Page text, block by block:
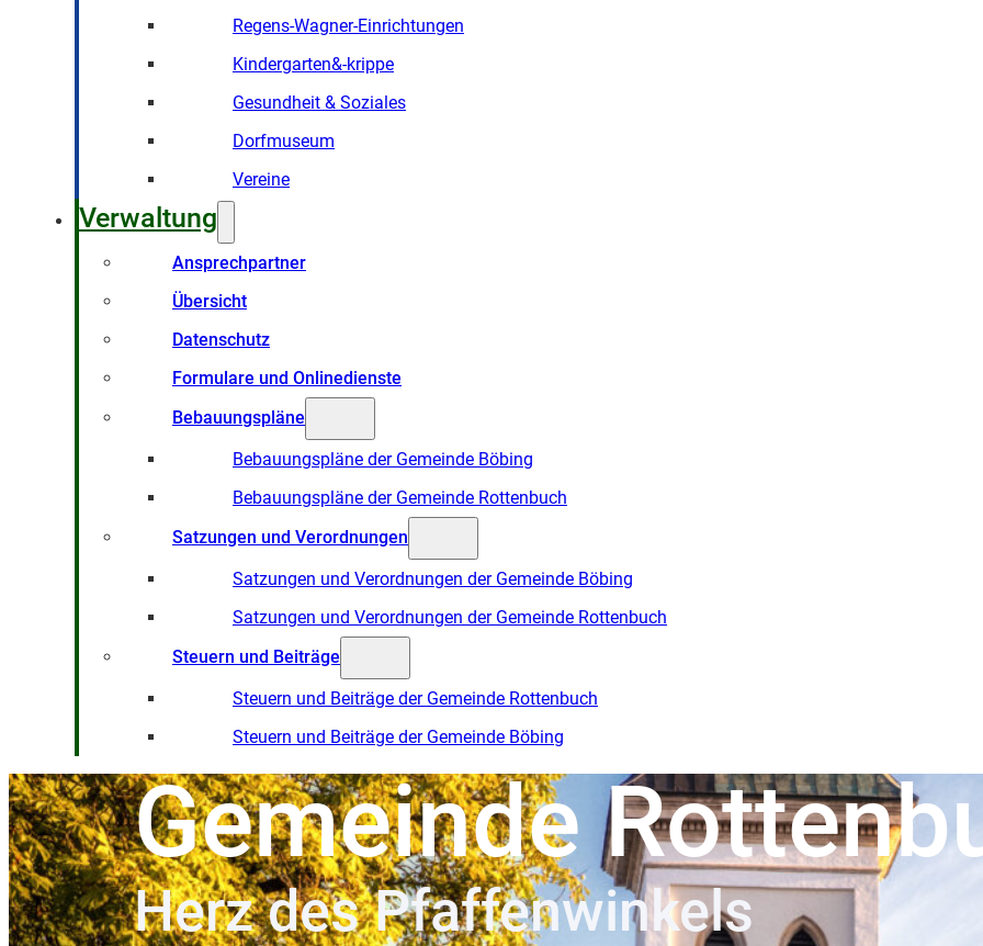
Regens-Wagner-Einrichtungen
Kindergarten&-krippe
Gesundheit & Soziales
Dorfmuseum
Vereine
Verwaltung
Ansprechpartner
Übersicht
Datenschutz
Formulare und Onlinedienste
Bebauungspläne
Bebauungspläne der Gemeinde Böbing
Bebauungspläne der Gemeinde Rottenbuch
Satzungen und Verordnungen
Satzungen und Verordnungen der Gemeinde Böbing
Satzungen und Verordnungen der Gemeinde Rottenbuch
Steuern und Beiträge
Steuern und Beiträge der Gemeinde Rottenbuch
Steuern und Beiträge der Gemeinde Böbing
Gemeinde
Herz des Pfaffenwinkels